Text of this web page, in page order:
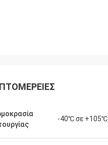
-40℃ σε +105℃